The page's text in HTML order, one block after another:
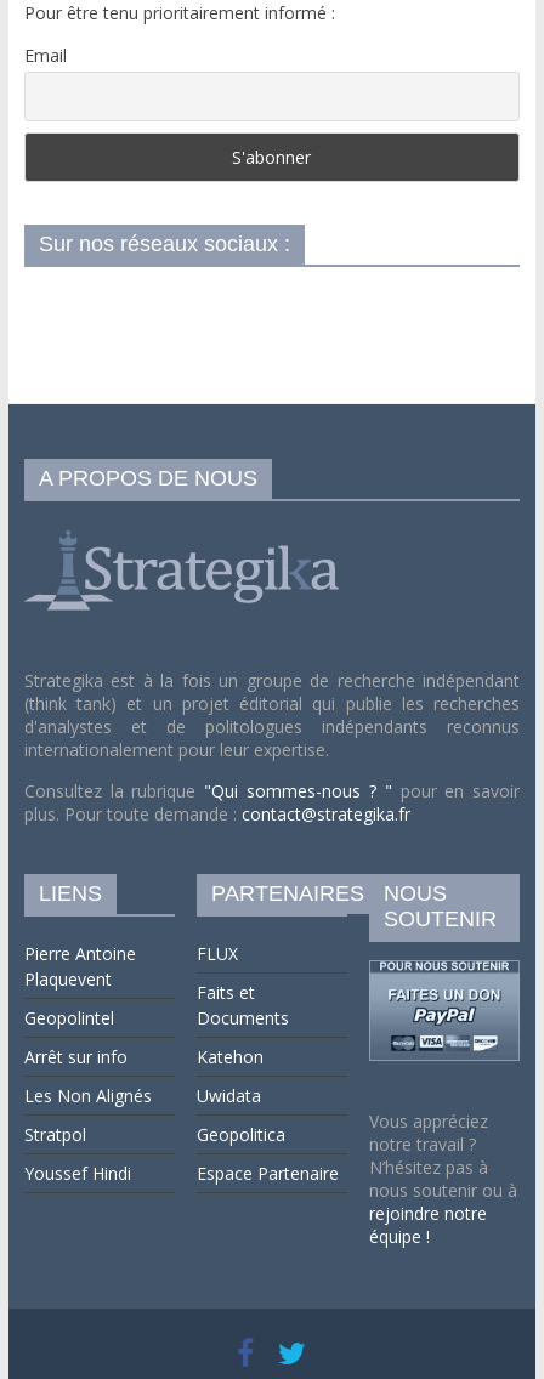
Pour être tenu prioritairement informé :
Email
Sur nos réseaux sociaux :
A PROPOS DE NOUS
Strategika est à la fois un groupe de recherche indépendant
(think tank) et un projet éditorial qui publie les recherches
d'analystes et de politologues indépendants reconnus
internationalement pour leur expertise.
Consultez la rubrique "Qui sommes-nous ? " pour en savoir
plus. Pour toute demande : contact@strategika.fr
LIENS
Pierre Antoine
Plaquevent
Geopolintel
Arrêt sur info
Les Non Alignés
Stratpol
Youssef Hindi
PARTENAIRES
FLUX
Faits et
Documents
Katehon
Uwidata
Geopolitica
Espace Partenaire
NOUS
SOUTENIR
Vous appréciez
notre travail ?
N’hésitez pas à
nous soutenir ou à
rejoindre notre
équipe !